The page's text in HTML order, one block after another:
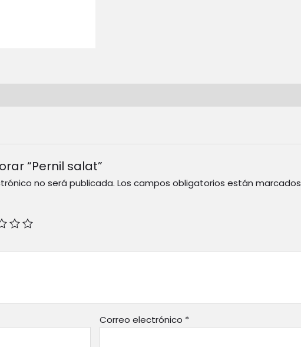
“Pernil salat”
no será publicada. Los campos obligatorios están marcados
Correo electrónico *